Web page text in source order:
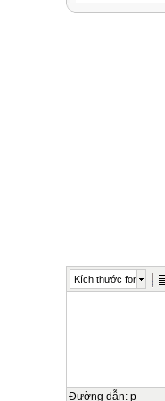
Kích thước font
Đường dẫn: p